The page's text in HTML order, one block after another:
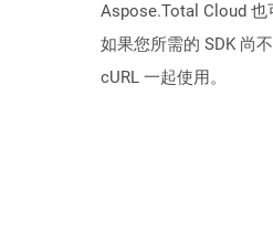
Aspose.Total Cloud 也
如果您所需的 SDK 尚
cURL 一起使用。